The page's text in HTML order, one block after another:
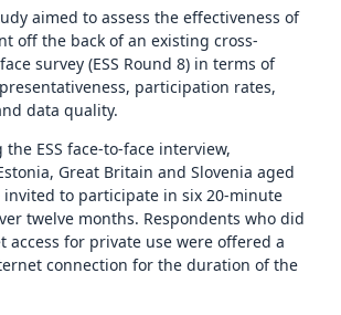
aimed to assess the effectiveness of
off the back of an existing cross-
survey (ESS Round 8) in terms of
participation rates,
data quality.
ESS face-to-face interview,
Great Britain and Slovenia aged
invited to participate in six 20-minute
twelve months. Respondents who did
access for private use were offered a
connection for the duration of the